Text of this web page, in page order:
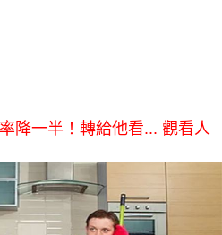
降一半！轉給他看... 觀看人